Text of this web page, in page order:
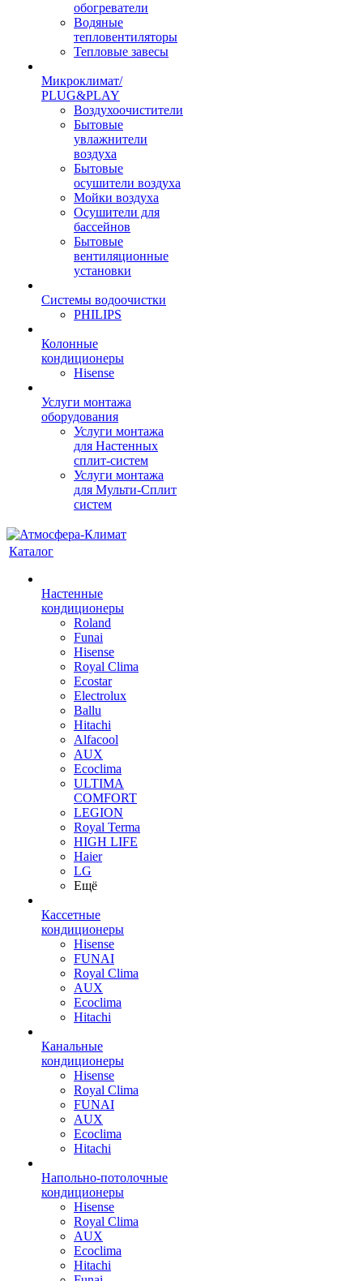
обогреватели
Водяные
тепловентиляторы
Тепловые завесы
Микроклимат/
PLUG&PLAY
Воздухоочистители
Бытовые
увлажнители
воздуха
Бытовые
осушители воздуха
Мойки воздуха
Осушители для
бассейнов
Бытовые
вентиляционные
установки
Системы водоочистки
PHILIPS
Колонные
кондиционеры
Hisense
Услуги монтажа
оборудования
Услуги монтажа
для Настенных
сплит-систем
Услуги монтажа
для Мульти-Сплит
систем
Каталог
Настенные
кондиционеры
Roland
Funai
Hisense
Royal Clima
Ecostar
Electrolux
Ballu
Hitachi
Alfacool
AUX
Ecoclima
ULTIMA
COMFORT
LEGION
Royal Terma
HIGH LIFE
Haier
LG
Ещё
Кассетные
кондиционеры
Hisense
FUNAI
Royal Clima
AUX
Ecoclima
Hitachi
Канальные
кондиционеры
Hisense
Royal Clima
FUNAI
AUX
Ecoclima
Hitachi
Напольно-потолочные
кондиционеры
Hisense
Royal Clima
AUX
Ecoclima
Hitachi